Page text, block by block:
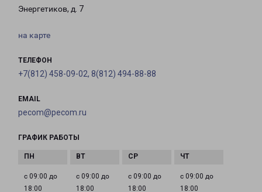
Энергетиков, д. 7
на карте
ТЕЛЕФОН
+7(812) 458-09-02, 8(812) 494-88-88
EMAIL
pecom@pecom.ru
ГРАФИК РАБОТЫ
с 09:00 до
18:00
с 09:00 до
18:00
с 09:00 до
18:00
с 09:00 до
18:00